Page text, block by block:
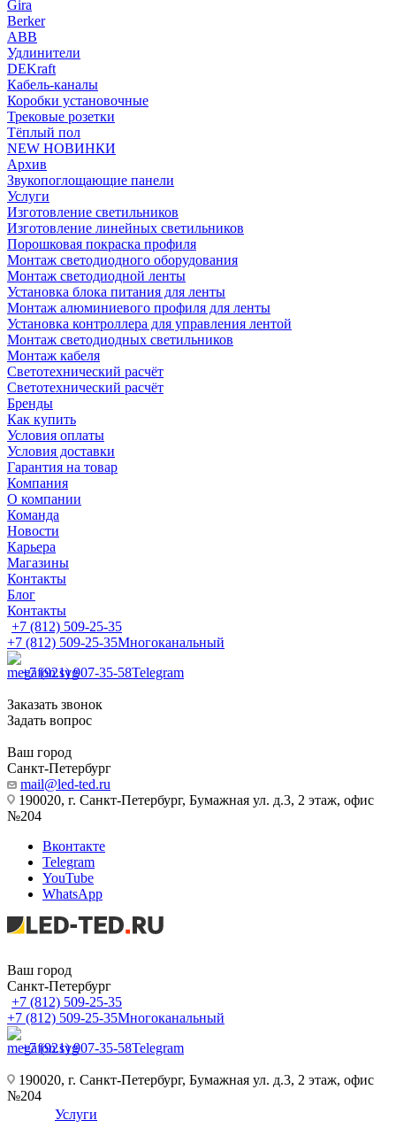
Gira
Berker
ABB
Удлинители
DEKraft
Кабель-каналы
Коробки установочные
Трековые розетки
Тёплый пол
NEW НОВИНКИ
Архив
Звукопоглощающие панели
Услуги
Изготовление светильников
Изготовление линейных светильников
Порошковая покраска профиля
Монтаж светодиодного оборудования
Монтаж светодиодной ленты
Установка блока питания для ленты
Монтаж алюминиевого профиля для ленты
Установка контроллера для управления лентой
Монтаж светодиодных светильников
Монтаж кабеля
Светотехнический расчёт
Светотехнический расчёт
Бренды
Как купить
Условия оплаты
Условия доставки
Гарантия на товар
Компания
О компании
Команда
Новости
Карьера
Магазины
Контакты
Блог
Контакты
+7 (812) 509-25-35
+7 (812) 509-25-35Многоканальный
+7 (921) 907-35-58Telegram
Заказать звонок
Задать вопрос
Ваш город
Санкт-Петербург
mail@led-ted.ru
190020, г. Санкт-Петербург, Бумажная ул. д.3, 2 этаж, офис
№204
Вконтакте
Telegram
YouTube
WhatsApp
Ваш город
Санкт-Петербург
+7 (812) 509-25-35
+7 (812) 509-25-35Многоканальный
+7 (921) 907-35-58Telegram
190020, г. Санкт-Петербург, Бумажная ул. д.3, 2 этаж, офис
№204
Услуги